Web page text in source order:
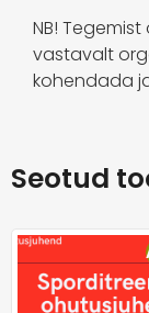
NB!
vastavalt
kohendada
Seotud